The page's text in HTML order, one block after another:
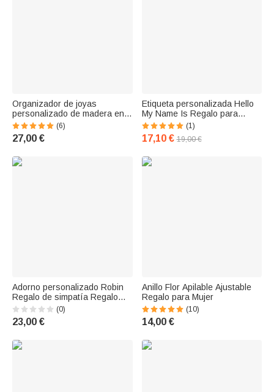
Organizador de joyas
personalizado de madera en
forma de árbol para mujer
(6)
27,00 €
Etiqueta personalizada Hello
My Name Is Regalo para
médico o enfermera
(1)
17,10 € 19,00 €
Adorno personalizado Robin
Regalo de simpatía Regalo
conmemorativo
(0)
23,00 €
Anillo Flor Apilable Ajustable
Regalo para Mujer
(10)
14,00 €